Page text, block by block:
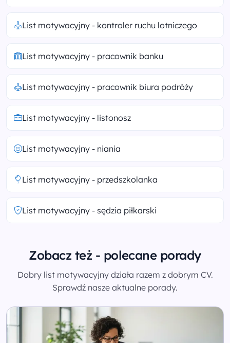
List motywacyjny - kontroler ruchu lotniczego
List motywacyjny - pracownik banku
List motywacyjny - pracownik biura podróży
List motywacyjny - listonosz
List motywacyjny - niania
List motywacyjny - przedszkolanka
List motywacyjny - sędzia piłkarski
Zobacz też - polecane porady
Dobry list motywacyjny działa razem z dobrym CV.
Sprawdź nasze aktualne porady.